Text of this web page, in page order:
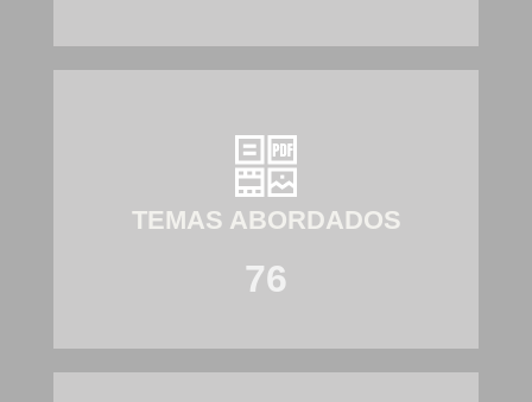
TEMAS ABORDADOS
76